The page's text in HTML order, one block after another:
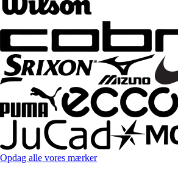
Opdag alle vores mærker